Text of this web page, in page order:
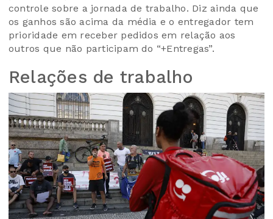
controle sobre a jornada de trabalho. Diz ainda que
os ganhos são acima da média e o entregador tem
prioridade em receber pedidos em relação aos
outros que não participam do “+Entregas”.
Relações de trabalho